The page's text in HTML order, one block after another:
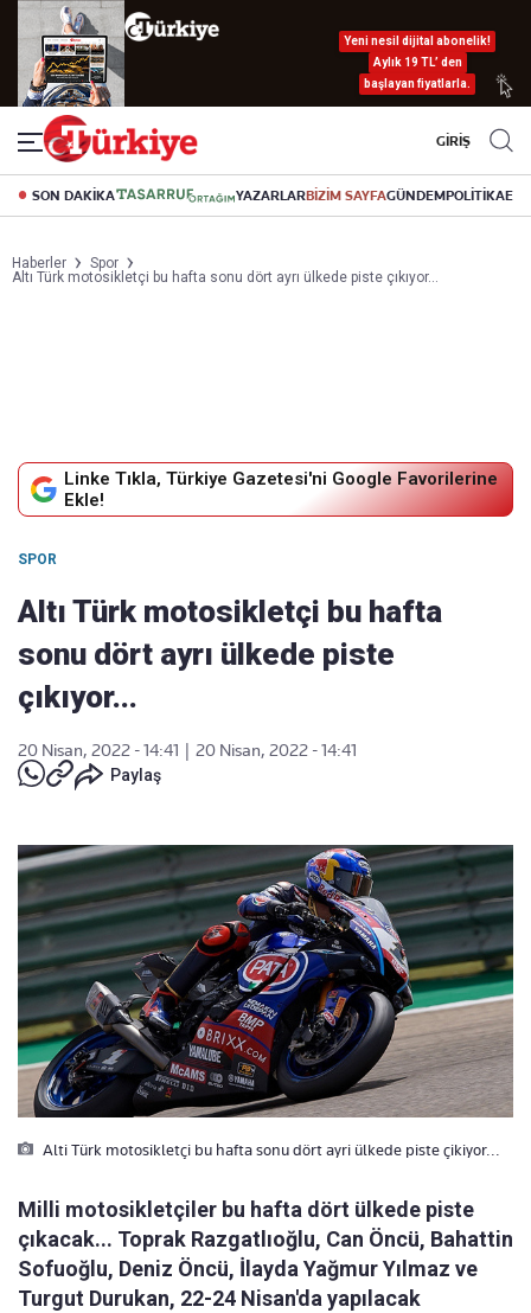
Yeni nesil dijital abonelik!
Aylık 19 TL’ den
başlayan fiyatlarla.
GİRİŞ
SON DAKİKA YAZARLARBİZİM SAYFAGÜNDEMPOLİTİKA
Haberler
Spor
Altı Türk motosikletçi bu hafta sonu dört ayrı ülkede piste çıkıyor...
Linke Tıkla, Türkiye Gazetesi'ni Google Favorilerine
Ekle!
SPOR
Altı Türk motosikletçi bu hafta
sonu dört ayrı ülkede piste
çıkıyor...
20 Nisan, 2022 - 14:41
20 Nisan, 2022 - 14:41
Paylaş
Alti Türk motosikletçi bu hafta sonu dört ayri ülkede piste çikiyor...
Milli motosikletçiler bu hafta dört ülkede piste
çıkacak... Toprak Razgatlıoğlu, Can Öncü, Bahattin
Sofuoğlu, Deniz Öncü, İlayda Yağmur Yılmaz ve
Turgut Durukan, 22-24 Nisan'da yapılacak